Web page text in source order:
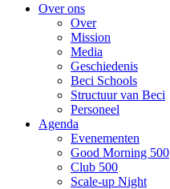
Over ons
Over
Mission
Media
Geschiedenis
Beci Schools
Structuur van Beci
Personeel
Agenda
Evenementen
Good Morning 500
Club 500
Scale-up Night